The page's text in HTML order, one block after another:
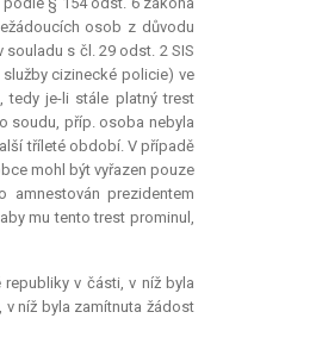
osob z důvodu
souladu s čl. 29 odst. 2 SIS
cizinecké policie) ve
tedy je-li stále platný trest
soudu, příp. osoba nebyla
tříleté období. V případě
mohl být vyřazen pouze
prezidentem
mu tento trest prominul,
v části, v níž byla
níž byla zamítnuta žádost